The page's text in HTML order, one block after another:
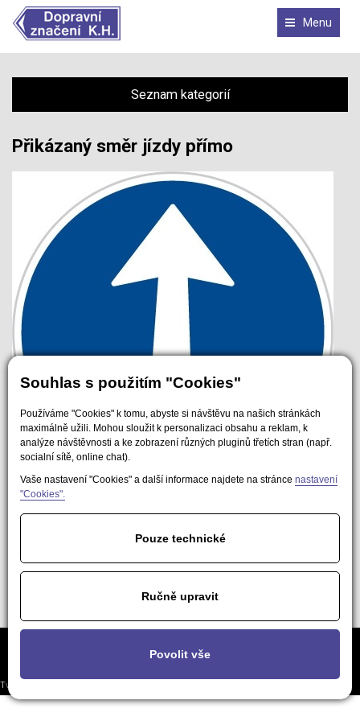
Souhlas s použitím "Cookies"
Používáme "Cookies" k tomu, abyste si návštěvu na našich stránkách
maximálně užili. Mohou sloužit k personalizaci obsahu a reklam, k
analýze návštěvnosti a ke zobrazení různých pluginů třetích stran (např.
socialní sítě, online chat).
Vaše nastavení "Cookies" a další informace najdete na stránce nastavení
"Cookies".
Pouze technické
Ručně upravit
Povolit vše
Menu
Seznam kategorií
Přikázaný směr jízdy přímo
LLM nástroje
Tvorba responzivních webů a eshopů